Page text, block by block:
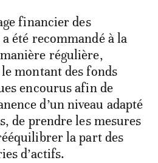
financier des
été recommandé à la
régulière,
montant des fonds
encourus afin de
d’un niveau adapté
de prendre les mesures
la part des
d’actifs.